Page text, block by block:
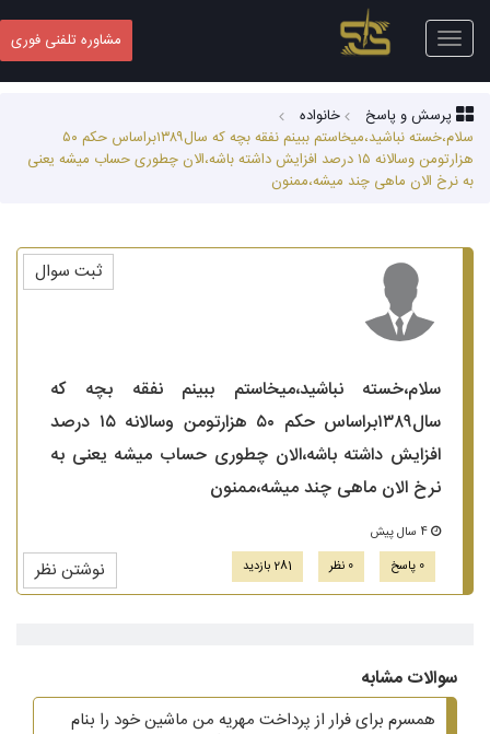
Toggle
navigation
مشاوره تلفنی فوری
پرسش و پاسخ
خانواده
سلام،خسته نباشید،میخاستم ببینم نفقه بچه که سال۱۳۸۹براساس حکم ۵۰
هزارتومن وسالانه ۱۵ درصد افزایش داشته باشه،الان چطوری حساب میشه یعنی
به نرخ الان ماهی چند میشه،ممنون
سلام،خسته نباشید،میخاستم ببینم نفقه بچه که
سال۱۳۸۹براساس حکم ۵۰ هزارتومن وسالانه ۱۵ درصد
افزایش داشته باشه،الان چطوری حساب میشه یعنی به
نرخ الان ماهی چند میشه،ممنون
0 پاسخ
0 نظر 281 بازدید نوشتن نظر
ثبت سوال
سوالات مشابه
همسرم برای فرار از پرداخت مهریه من ماشین خود را بنام